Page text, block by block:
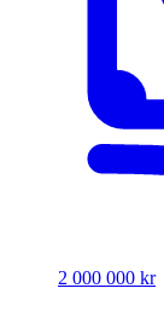
2 000 000 kr